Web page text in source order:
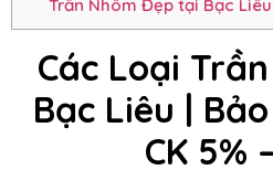
Trần Nhôm Đẹp tại Bạc
Các Loại
Bạc Liêu |
CK 5%